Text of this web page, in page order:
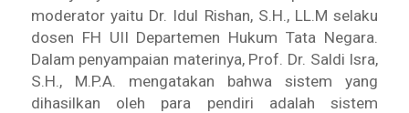
moderator yaitu Dr. Idul Rishan, S.H., LL.M selaku
dosen FH UII Departemen Hukum Tata Negara.
Dalam penyampaian materinya, Prof. Dr. Saldi Isra,
S.H., M.P.A. mengatakan bahwa sistem yang
dihasilkan oleh para pendiri adalah sistem